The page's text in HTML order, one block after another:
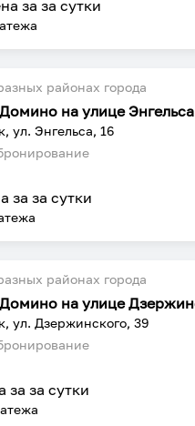
заза сутки
районах города
на улице Энгельса
ул. Энгельса, 16
заза сутки
районах города
ул. Дзержинского, 39
заза сутки